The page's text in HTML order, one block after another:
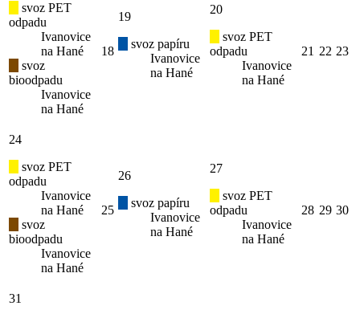
svoz PET
odpadu
Ivanovice
na Hané
svoz
bioodpadu
Ivanovice
na Hané
18
19
svoz papíru
Ivanovice
na Hané
20
svoz PET
odpadu
Ivanovice
na Hané
21 22 23
24
svoz PET
odpadu
Ivanovice
na Hané
svoz
bioodpadu
Ivanovice
na Hané
25
26
svoz papíru
Ivanovice
na Hané
27
svoz PET
odpadu
Ivanovice
na Hané
28 29 30
31